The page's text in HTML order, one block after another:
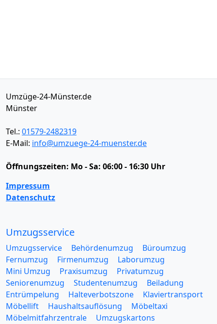
Umzüge-24-Münster.de
Münster
Tel.: 01579-2482319
E-Mail: info@umzuege-24-muenster.de
Öffnungszeiten: Mo - Sa: 06:00 - 16:30 Uhr
Impressum
Datenschutz
Umzugsservice
Umzugsservice Behördenumzug
Büroumzug
Fernumzug
Firmenumzug
Laborumzug
Mini Umzug
Praxisumzug
Privatumzug
Seniorenumzug
Studentenumzug
Beiladung
Entrümpelung
Halteverbotszone
Klaviertransport
Möbellift
Haushaltsauflösung
Möbeltaxi
Möbelmitfahrzentrale
Umzugskartons